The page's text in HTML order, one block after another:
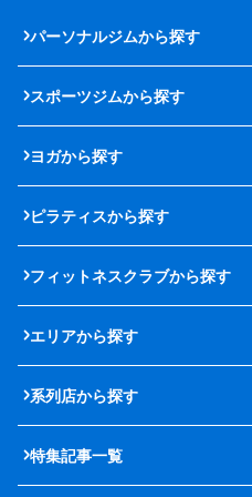
パーソナルジムから探す
スポーツジムから探す
ヨガから探す
ピラティスから探す
フィットネスクラブから探す
エリアから探す
系列店から探す
特集記事一覧